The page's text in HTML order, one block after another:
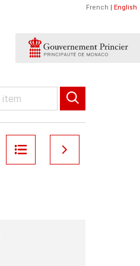
French | English